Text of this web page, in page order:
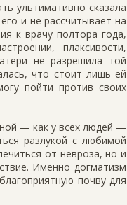
ультимативно сказала
и не рассчитывает на
к врачу полтора года,
плаксивости,
не разрешила той
что стоит лишь ей
пойти против своих
— как у всех людей —
разлукой с любимой
от невроза, но и
Именно догматизм
почву для